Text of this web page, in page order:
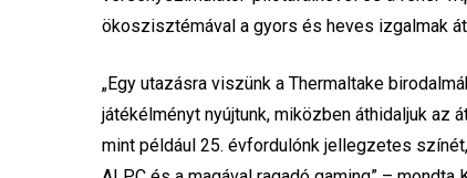
ökoszisztémával a gyors és heves izgalmak
„Egy utazásra viszünk a Thermaltake
játékélményt nyújtunk, miközben áthidaljuk az
mint például 25. évfordulónk jellegzetes